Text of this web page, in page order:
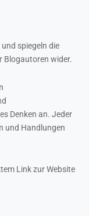
spiegeln die
Blogautoren wider.
Denken an. Jeder
und Handlungen
Link zur Website